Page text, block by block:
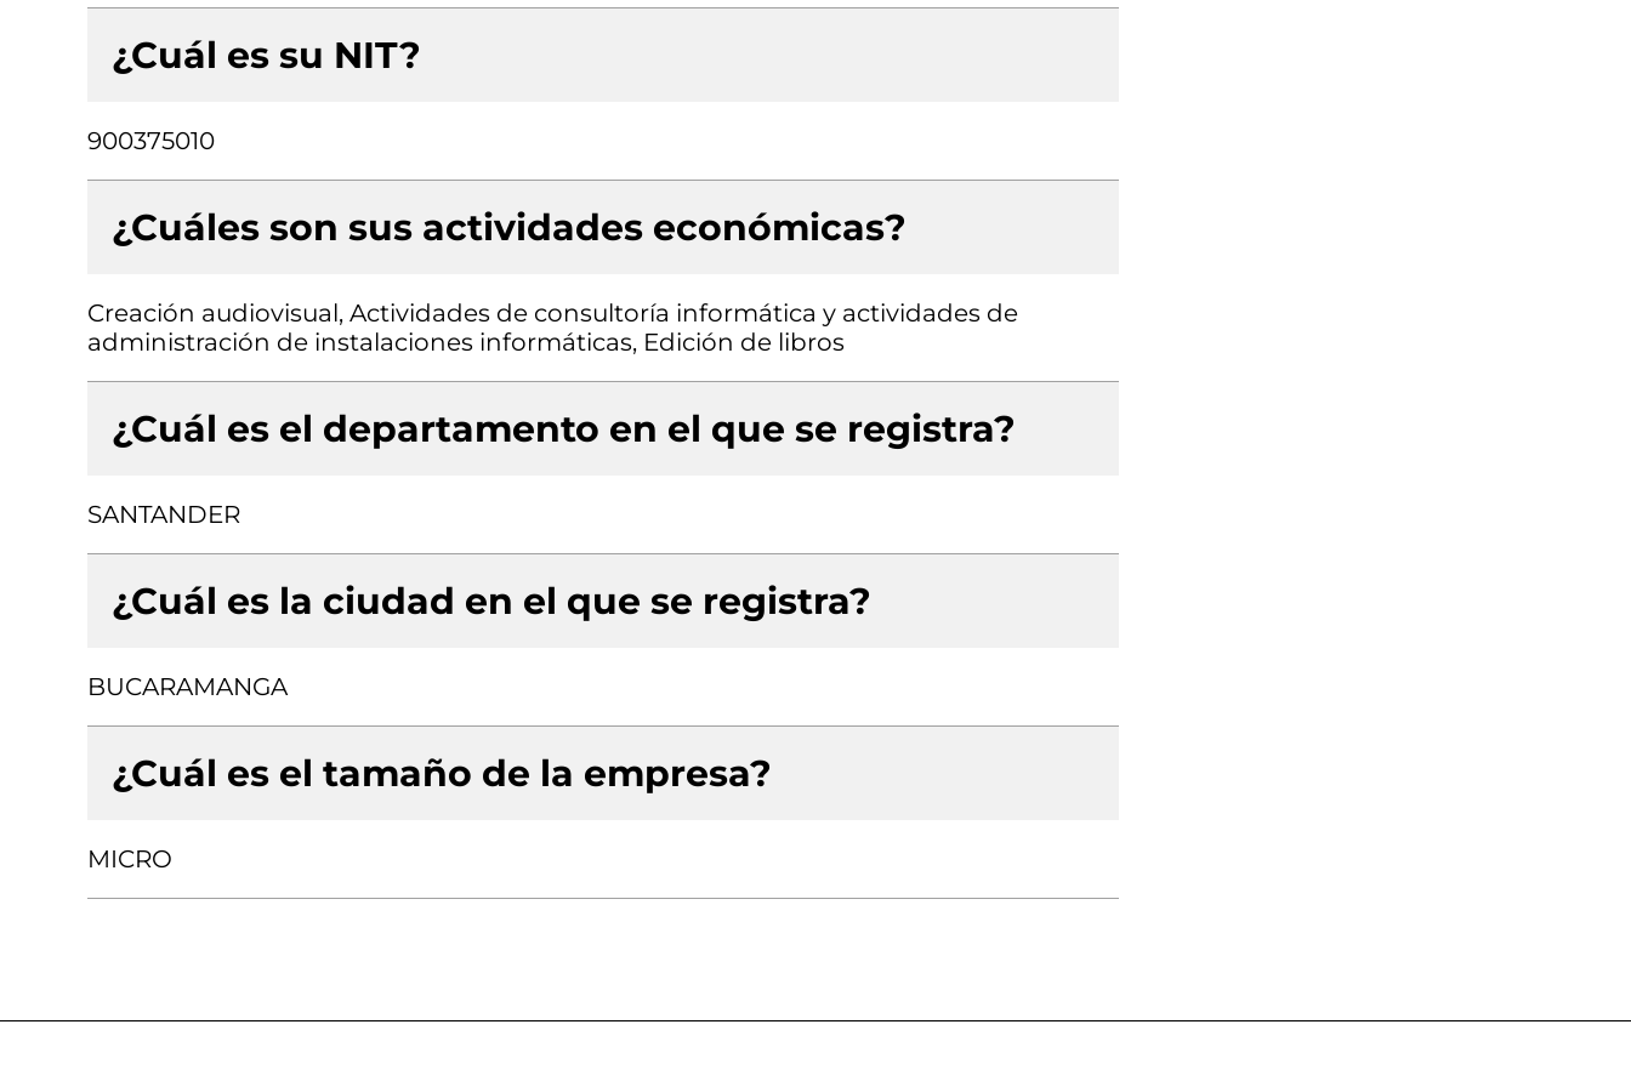
¿Cuál es su NIT?
900375010
¿Cuáles son sus actividades económicas?
Creación audiovisual, Actividades de consultoría informática y actividades de
administración de instalaciones informáticas, Edición de libros
¿Cuál es el departamento en el que se registra?
SANTANDER
¿Cuál es la ciudad en el que se registra?
BUCARAMANGA
¿Cuál es el tamaño de la empresa?
MICRO